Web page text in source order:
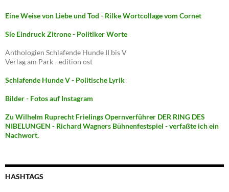
Eine Weise von Liebe und Tod - Rilke Wortcollage vom Cornet
Sie Eindruck Zitrone - Politiker Worte
Anthologien Schlafende Hunde II bis V
Verlag am Park - edition ost
Schlafende Hunde V - Politische Lyrik
Bilder - Fotos auf Instagram
Zu Wilhelm Ruprecht Frielings Opernverführer DER RING DES
NIBELUNGEN - Richard Wagners Bühnenfestspiel - verfaßte ich ein
Nachwort.
HASHTAGS